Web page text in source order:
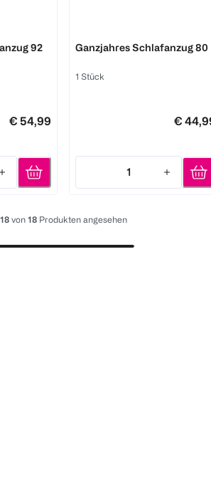
92
€ 54,99
Ganzjahres Schlafanzug 80
1 Stück
€
1
Quantity: 1
18 von18 Produkten angesehen